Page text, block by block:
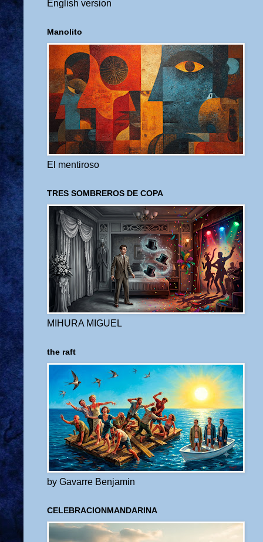
English version
Manolito
El mentiroso
TRES SOMBREROS DE COPA
MIHURA MIGUEL
the raft
by Gavarre Benjamin
CELEBRACIONMANDARINA